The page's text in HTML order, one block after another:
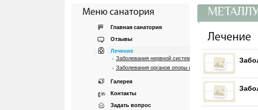
Лечение
Меню санатория
Главная санатория
Отзывы
Лечение
Заболевания нервной системы
Заболевания органов опоры и движения
Галерея
Контакты
Задать вопрос